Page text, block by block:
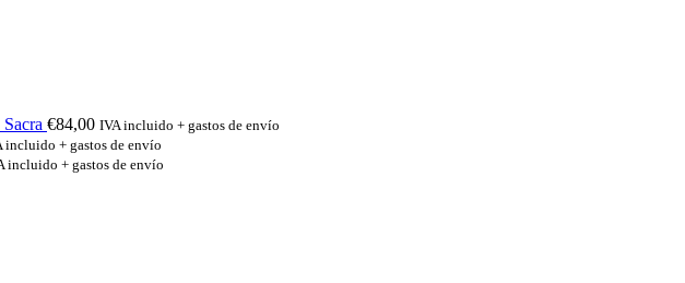
€84,00 IVA incluido + gastos de envío
incluido + gastos de envío
incluido + gastos de envío